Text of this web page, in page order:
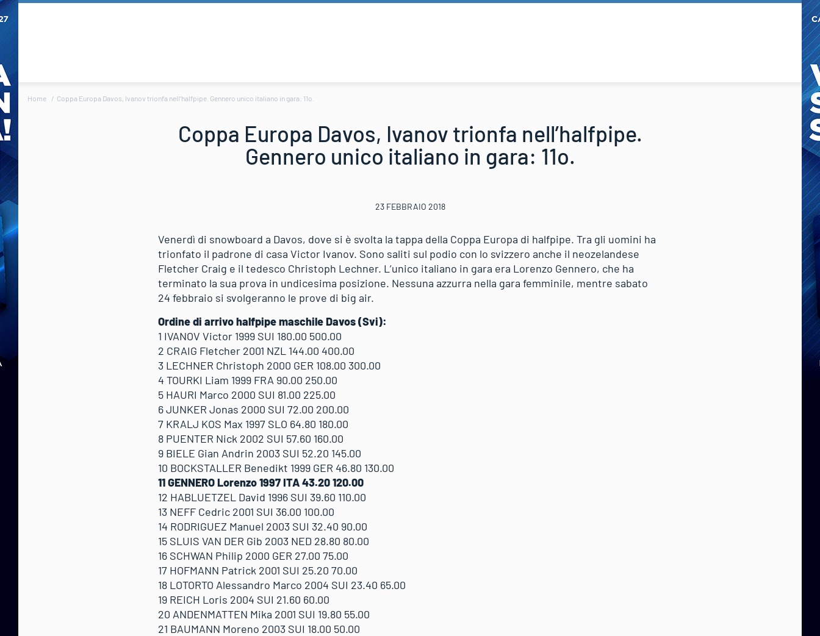
Home Coppa Europa Davos, Ivanov trionfa nell’halfpipe. Gennero unico italiano in gara: 11o.
Coppa Europa Davos, Ivanov trionfa nell’halfpipe.
Gennero unico italiano in gara: 11o.
23 FEBBRAIO 2018
Venerdì di snowboard a Davos, dove si è svolta la tappa della Coppa Europa di halfpipe. Tra gli uomini ha
trionfato il padrone di casa Victor Ivanov. Sono saliti sul podio con lo svizzero anche il neozelandese
Fletcher Craig e il tedesco Christoph Lechner. L’unico italiano in gara era Lorenzo Gennero, che ha
terminato la sua prova in undicesima posizione. Nessuna azzurra nella gara femminile, mentre sabato
24 febbraio si svolgeranno le prove di big air.
Ordine di arrivo halfpipe maschile Davos (Svi):
1 IVANOV Victor 1999 SUI 180.00 500.00
2 CRAIG Fletcher 2001 NZL 144.00 400.00
3 LECHNER Christoph 2000 GER 108.00 300.00
4 TOURKI Liam 1999 FRA 90.00 250.00
5 HAURI Marco 2000 SUI 81.00 225.00
6 JUNKER Jonas 2000 SUI 72.00 200.00
7 KRALJ KOS Max 1997 SLO 64.80 180.00
8 PUENTER Nick 2002 SUI 57.60 160.00
9 BIELE Gian Andrin 2003 SUI 52.20 145.00
10 BOCKSTALLER Benedikt 1999 GER 46.80 130.00
11 GENNERO Lorenzo 1997 ITA 43.20 120.00
12 HABLUETZEL David 1996 SUI 39.60 110.00
13 NEFF Cedric 2001 SUI 36.00 100.00
14 RODRIGUEZ Manuel 2003 SUI 32.40 90.00
15 SLUIS VAN DER Gib 2003 NED 28.80 80.00
16 SCHWAN Philip 2000 GER 27.00 75.00
17 HOFMANN Patrick 2001 SUI 25.20 70.00
18 LOTORTO Alessandro Marco 2004 SUI 23.40 65.00
19 REICH Loris 2004 SUI 21.60 60.00
20 ANDENMATTEN Mika 2001 SUI 19.80 55.00
21 BAUMANN Moreno 2003 SUI 18.00 50.00